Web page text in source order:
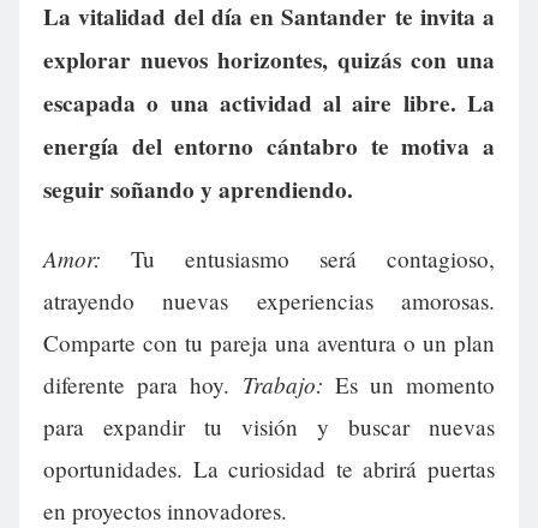
La vitalidad del día en Santander te invita a
explorar nuevos horizontes, quizás con una
escapada o una actividad al aire libre. La
energía del entorno cántabro te motiva a
seguir soñando y aprendiendo.
Amor: Tu entusiasmo será contagioso,
atrayendo nuevas experiencias amorosas.
Comparte con tu pareja una aventura o un plan
diferente para hoy. Trabajo: Es un momento
para expandir tu visión y buscar nuevas
oportunidades. La curiosidad te abrirá puertas
en proyectos innovadores.